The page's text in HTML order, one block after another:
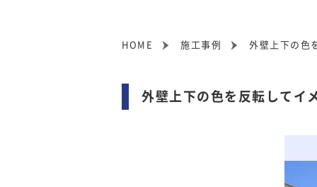
HOME 施工事例 外壁上下の色
外壁上下の色を反転してイ